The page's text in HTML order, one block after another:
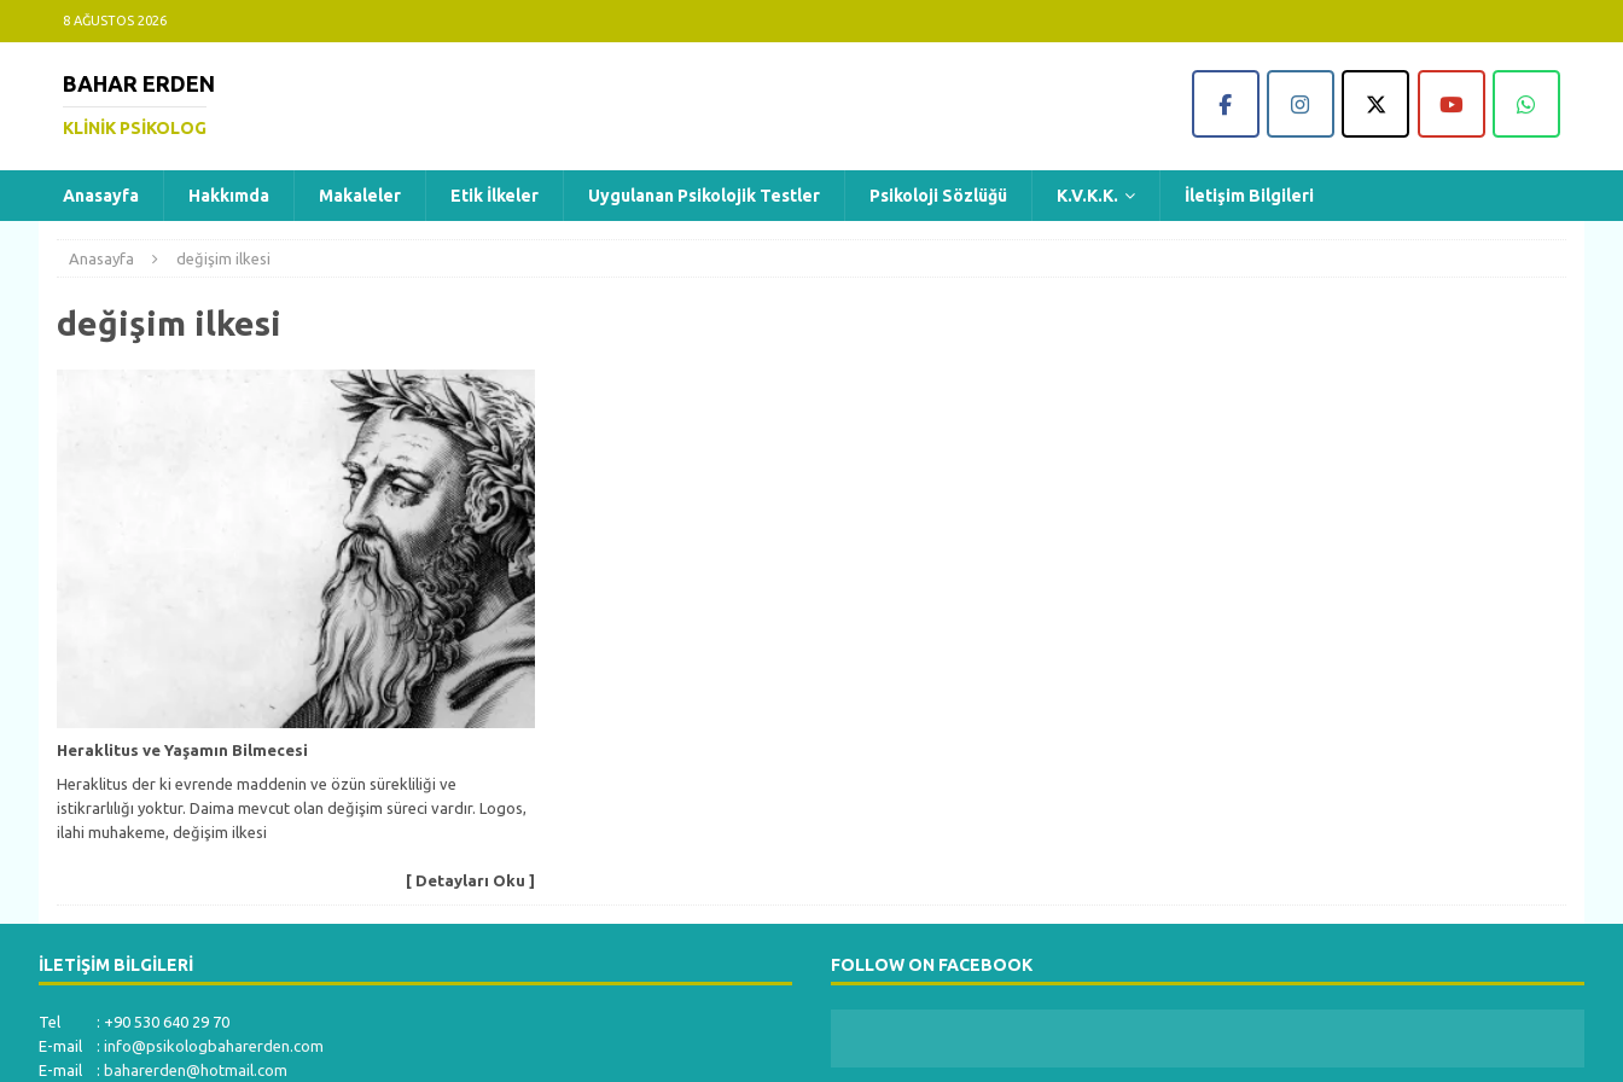
8 AĞUSTOS 2026
BAHAR ERDEN
KLINIK PSIKOLOG
Anasayfa Hakkımda Makaleler Etik İlkeler Uygulanan Psikolojik Testler Psikoloji Sözlüğü K.V.K.K. İletişim Bilgileri
Anasayfa değişim ilkesi
değişim ilkesi
Heraklitus ve Yaşamın Bilmecesi
Heraklitus der ki evrende maddenin ve özün sürekliliği ve
istikrarlılığı yoktur. Daima mevcut olan değişim süreci vardır. Logos,
ilahi muhakeme, değişim ilkesi
[ Detayları Oku ]
İLETIŞIM BILGILERI
Tel : +90 530 640 29 70
E-mail : info@psikologbaharerden.com
E-mail : baharerden@hotmail.com
FOLLOW ON FACEBOOK